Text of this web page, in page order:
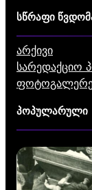
სწრაფი
არქივი
სარედაქციო
პოპულარული